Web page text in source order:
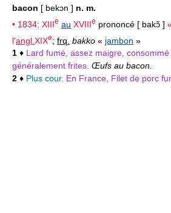
bacon [ bekɔn ] n. m.
• 1834; XIIIe au XVIIIe prononcé [ bakɔ̃ ] «
l'angl. XIXe; frq. bakko « jambon »
1 ♦ Lard fumé, assez maigre,
généralement frites. Œufs au bacon.
2 ♦ Plus cour. En France, Filet de porc